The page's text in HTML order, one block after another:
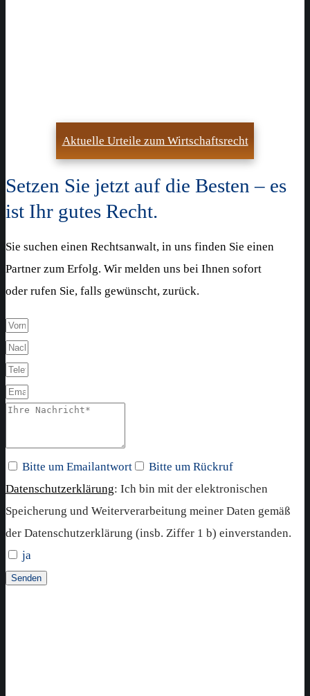
dem Laufenden
Aktuelle Urteile zum Wirtschaftsrecht
Setzen Sie jetzt auf die Besten – es
ist Ihr gutes Recht.
Sie suchen einen Rechtsanwalt, in uns finden Sie einen
Partner zum Erfolg. Wir melden uns bei Ihnen sofort
oder rufen Sie, falls gewünscht, zurück.
Bitte um Emailantwort
Bitte um Rückruf
Datenschutzerklärung: Ich bin mit der elektronischen
Speicherung und Weiterverarbeitung meiner Daten gemäß
der Datenschutzerklärung (insb. Ziffer 1 b) einverstanden.
ja
Senden